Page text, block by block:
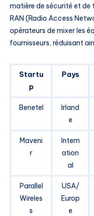
matière de sécurité et de
RAN (Radio Access
opérateurs de mixer les
fournisseurs, réduisant
Startu
p
Pays
Benetel
Irland
e
Maveni
r
Intern
ation
al
Parallel
Wireles
s
USA/
Europ
e